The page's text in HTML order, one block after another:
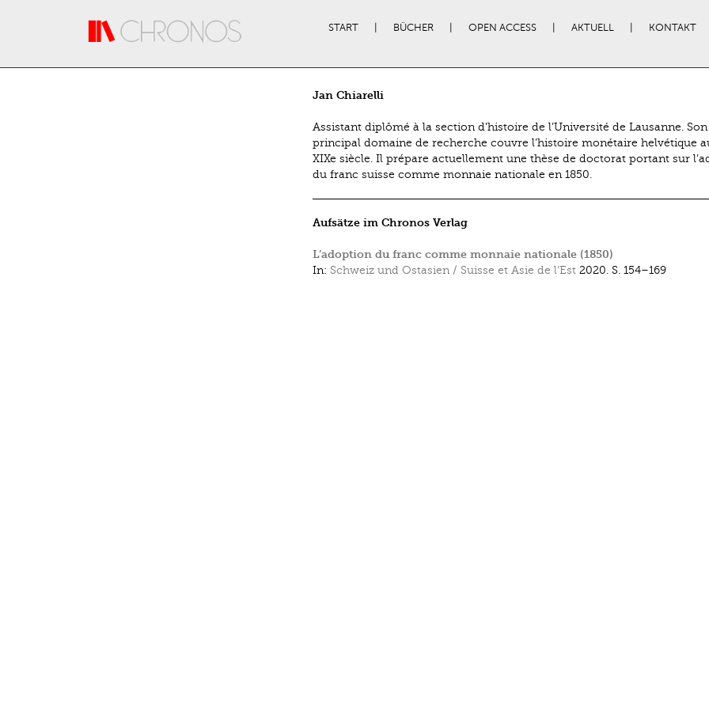
START BÜCHER OPEN ACCESS AKTUELL KONTAKT
Jan Chiarelli
Assistant diplômé à la section d’histoire de l’Université de Lausanne. Son
principal domaine de recherche couvre l’histoire monétaire helvétique
XIXe siècle. Il prépare actuellement une thèse de doctorat portant sur
du franc suisse comme monnaie nationale en 1850.
Aufsätze im Chronos Verlag
L’adoption du franc comme monnaie nationale (1850)
In: Schweiz und Ostasien / Suisse et Asie de l'Est 2020. S. 154–169